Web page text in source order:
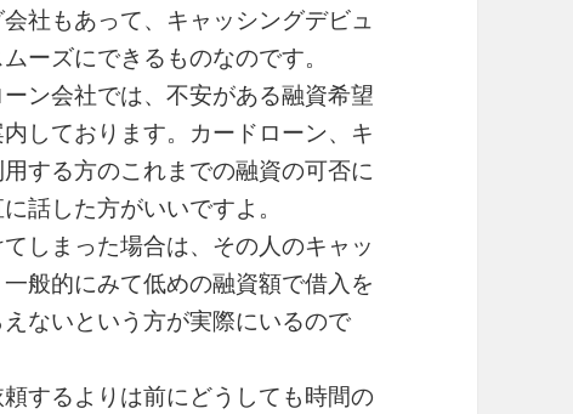
社もあって、キャッシングデビュ
ーズにできるものなのです。
ン会社では、不安がある融資希望
しております。カードローン、キ
する方のこれまでの融資の可否に
話した方がいいですよ。
しまった場合は、その人のキャッ
般的にみて低めの融資額で借入を
ないという方が実際にいるので
するよりは前にどうしても時間の